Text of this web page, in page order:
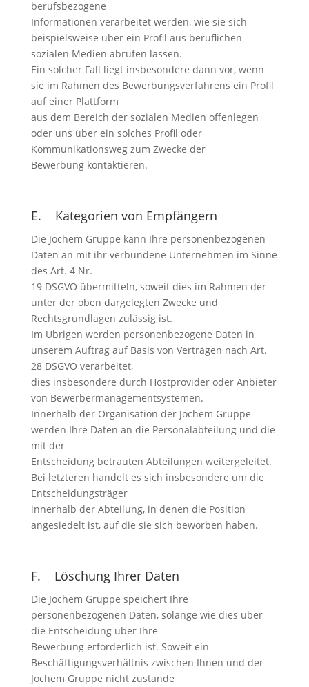
berufsbezogene
Informationen verarbeitet werden, wie sie sich
beispielsweise über ein Profil aus beruflichen
sozialen Medien abrufen lassen.
Ein solcher Fall liegt insbesondere dann vor, wenn
sie im Rahmen des Bewerbungsverfahrens ein Profil
auf einer Plattform
aus dem Bereich der sozialen Medien offenlegen
oder uns über ein solches Profil oder
Kommunikationsweg zum Zwecke der
Bewerbung kontaktieren.
E. Kategorien von Empfängern
Die Jochem Gruppe kann Ihre personenbezogenen
Daten an mit ihr verbundene Unternehmen im Sinne
des Art. 4 Nr.
19 DSGVO übermitteln, soweit dies im Rahmen der
unter der oben dargelegten Zwecke und
Rechtsgrundlagen zulässig ist.
Im Übrigen werden personenbezogene Daten in
unserem Auftrag auf Basis von Verträgen nach Art.
28 DSGVO verarbeitet,
dies insbesondere durch Hostprovider oder Anbieter
von Bewerbermanagementsystemen.
Innerhalb der Organisation der Jochem Gruppe
werden Ihre Daten an die Personalabteilung und die
mit der
Entscheidung betrauten Abteilungen weitergeleitet.
Bei letzteren handelt es sich insbesondere um die
Entscheidungsträger
innerhalb der Abteilung, in denen die Position
angesiedelt ist, auf die sie sich beworben haben.
F. Löschung Ihrer Daten
Die Jochem Gruppe speichert Ihre
personenbezogenen Daten, solange wie dies über
die Entscheidung über Ihre
Bewerbung erforderlich ist. Soweit ein
Beschäftigungsverhältnis zwischen Ihnen und der
Jochem Gruppe nicht zustande